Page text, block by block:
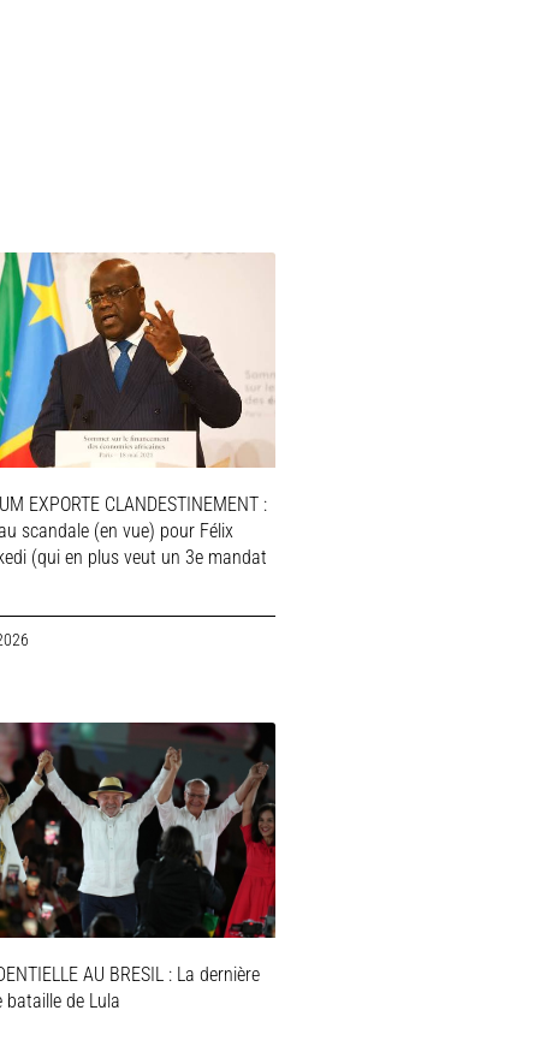
EXPORTE CLANDESTINEMENT :
scandale (en vue) pour Félix
(qui en plus veut un 3e mandat
AU BRESIL : La dernière
bataille de Lula